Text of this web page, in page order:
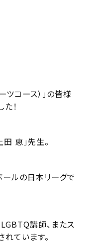
ツコース）」の皆様
！
恵」先生。
ールの日本リーグで
講師、またス
ています。